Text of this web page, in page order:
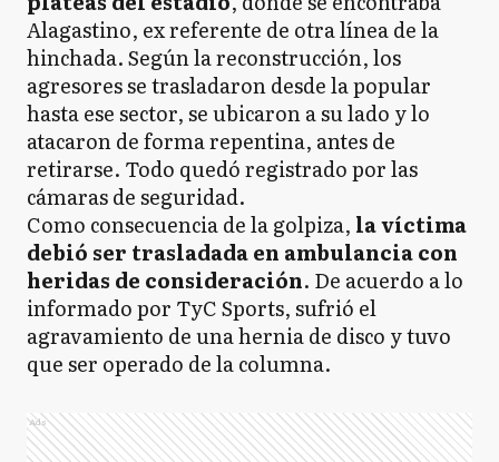
Alagastino, ex referente de otra línea de la
hinchada. Según la reconstrucción, los
agresores se trasladaron desde la popular
hasta ese sector, se ubicaron a su lado y lo
atacaron de forma repentina, antes de
retirarse. Todo quedó registrado por las
cámaras de seguridad.
Como consecuencia de la golpiza, la víctima
debió ser trasladada en ambulancia con
heridas de consideración. De acuerdo a lo
informado por TyC Sports, sufrió el
agravamiento de una hernia de disco y tuvo
que ser operado de la columna.
Ads